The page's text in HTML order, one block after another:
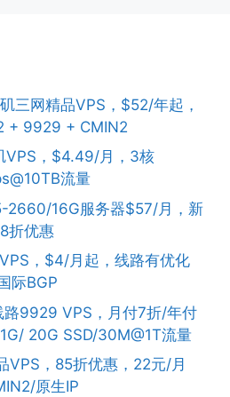
三网精品VPS，$52/年起，
+ 9929 + CMIN2
VPS，$4.49/月，3核
流量
2660/16G服务器$57/月，新
折优惠
，$4/月起，线路有优化
际BGP
路9929 VPS，月付7折/年付
20G SSD/30M@1T流量
VPS，85折优惠，22元/月
原生IP